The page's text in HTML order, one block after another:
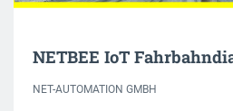
NETBEE IoT
NET-AUTOMATION GMBH